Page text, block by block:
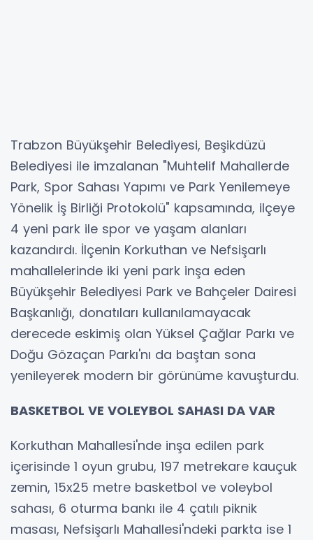
Trabzon Büyükşehir Belediyesi, Beşikdüzü
Belediyesi ile imzalanan "Muhtelif Mahallerde
Park, Spor Sahası Yapımı ve Park Yenilemeye
Yönelik İş Birliği Protokolü" kapsamında, ilçeye
4 yeni park ile spor ve yaşam alanları
kazandırdı. İlçenin Korkuthan ve Nefsişarlı
mahallelerinde iki yeni park inşa eden
Büyükşehir Belediyesi Park ve Bahçeler Dairesi
Başkanlığı, donatıları kullanılamayacak
derecede eskimiş olan Yüksel Çağlar Parkı ve
Doğu Gözaçan Parkı'nı da baştan sona
yenileyerek modern bir görünüme kavuşturdu.
BASKETBOL VE VOLEYBOL SAHASI DA VAR
Korkuthan Mahallesi'nde inşa edilen park
içerisinde 1 oyun grubu, 197 metrekare kauçuk
zemin, 15x25 metre basketbol ve voleybol
sahası, 6 oturma bankı ile 4 çatılı piknik
masası, Nefsişarlı Mahallesi'ndeki parkta ise 1